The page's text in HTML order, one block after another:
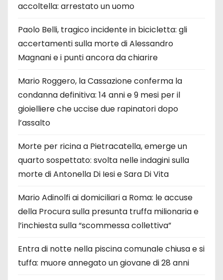
accoltella: arrestato un uomo
Paolo Belli, tragico incidente in bicicletta: gli
accertamenti sulla morte di Alessandro
Magnani e i punti ancora da chiarire
Mario Roggero, la Cassazione conferma la
condanna definitiva: 14 anni e 9 mesi per il
gioielliere che uccise due rapinatori dopo
l’assalto
Morte per ricina a Pietracatella, emerge un
quarto sospettato: svolta nelle indagini sulla
morte di Antonella Di Iesi e Sara Di Vita
Mario Adinolfi ai domiciliari a Roma: le accuse
della Procura sulla presunta truffa milionaria e
l’inchiesta sulla “scommessa collettiva”
Entra di notte nella piscina comunale chiusa e si
tuffa: muore annegato un giovane di 28 anni